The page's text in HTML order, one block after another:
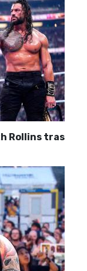
Rollins tras